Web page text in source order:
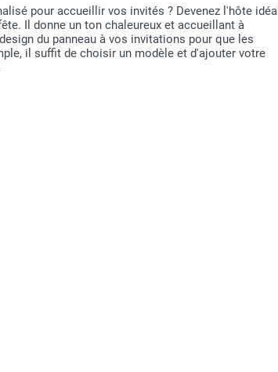
pour accueillir vos invités ? Devenez l'hôte idéal
Il donne un ton chaleureux et accueillant à
du panneau à vos invitations pour que les
il suffit de choisir un modèle et d'ajouter votre